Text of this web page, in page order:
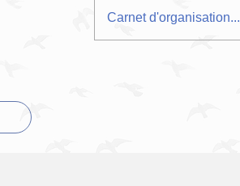
Carnet d'organisation...